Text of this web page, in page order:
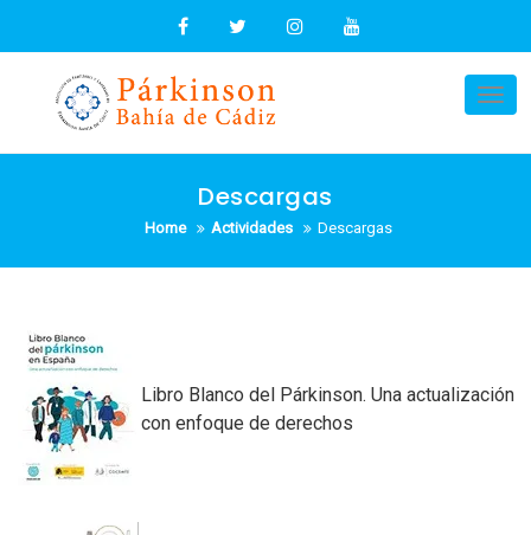
Descargas
Home Actividades Descargas
Libro Blanco del Párkinson. Una actualización
con enfoque de derechos